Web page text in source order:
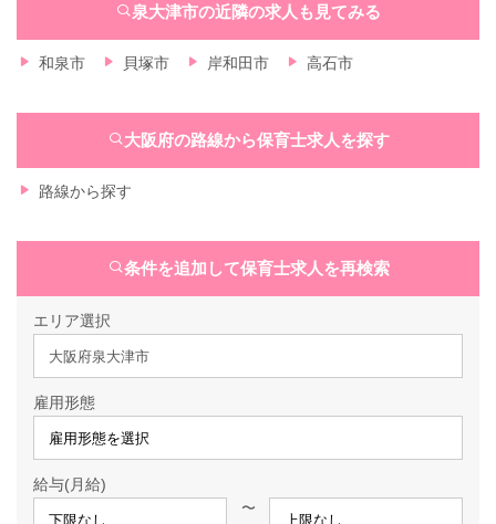
泉大津市の近隣の求人も見てみる
和泉市 貝塚市 岸和田市 高石市
大阪府の路線から保育士求人を探す
路線から探す
条件を追加して保育士求人を再検索
エリア選択
大阪府泉大津市
雇用形態
給与(月給)
〜